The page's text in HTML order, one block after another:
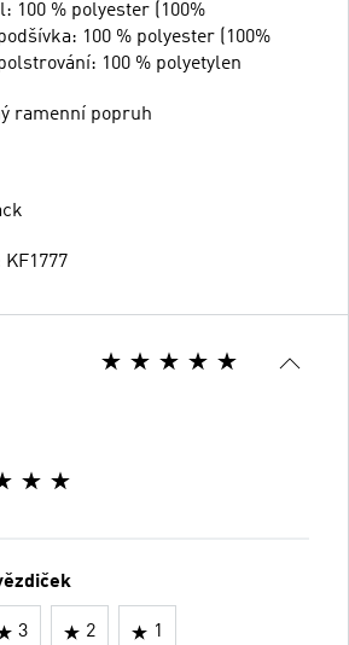
100 % polyester (100%
100 % polyester (100%
100 % polyetylen
ramenní popruh
3 2 1